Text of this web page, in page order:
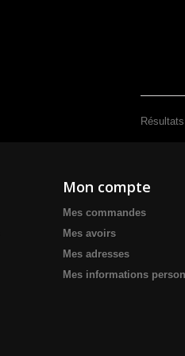
Mon compte
Mes commandes
Mes avoirs
Mes adresses
Mes informations